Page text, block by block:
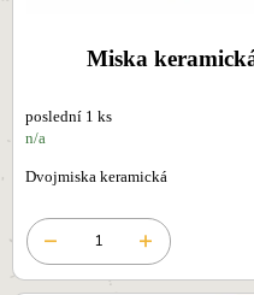
Miska
poslední 1 ks
n/a
Dvojmiska keramická